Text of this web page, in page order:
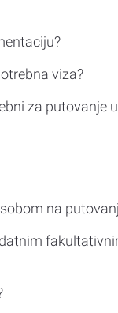
viza?
za putovanje
na